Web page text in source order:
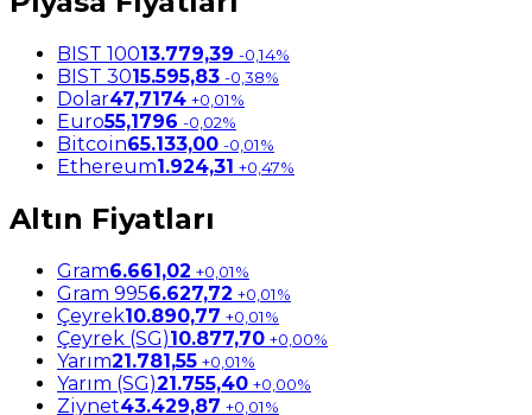
BIST 10013.779,39 -0,14%
BIST 3015.595,83 -0,38%
Dolar47,7174 +0,01%
Euro55,1796 -0,02%
Bitcoin65.133,00 -0,01%
Ethereum1.924,31 +0,47%
Altın Fiyatları
Gram6.661,02 +0,01%
Gram 9956.627,72 +0,01%
Çeyrek10.890,77 +0,01%
Çeyrek (SG)10.877,70 +0,00%
Yarım21.781,55 +0,01%
Yarım (SG)21.755,40 +0,00%
Ziynet43.429,87 +0,01%